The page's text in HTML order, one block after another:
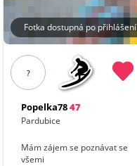
Fotka dostupná po přihlášení
?
Popelka7847
Pardubice
Mám zájem se poznávat se
všemi